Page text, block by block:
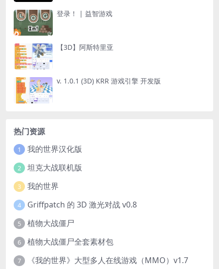
登录！ | 益智游戏
【3D】阿斯特里亚
v. 1.0.1 (3D) KRR 游戏引擎 开发版
热门资源
1 我的世界汉化版
2 坦克大战联机版
3 我的世界
4 Griffpatch 的 3D 激光对战 v0.8
5 植物大战僵尸
6 植物大战僵尸全套素材包
7 《我的世界》大型多人在线游戏（MMO）v1.7